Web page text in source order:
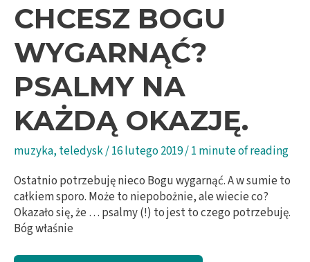
CHCESZ BOGU
WYGARNĄĆ?
PSALMY NA
KAŻDĄ OKAZJĘ.
muzyka, teledysk/16 lutego 2019/1 minute of reading
Ostatnio potrzebuję nieco Bogu wygarnąć. A w sumie to
całkiem sporo. Może to niepobożnie, ale wiecie co?
Okazało się, że … psalmy (!) to jest to czego potrzebuję.
Bóg właśnie